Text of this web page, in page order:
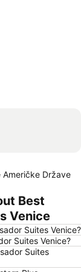
Američke Države
Best
Venice
Suites Venice?
Suites Venice?
Suites